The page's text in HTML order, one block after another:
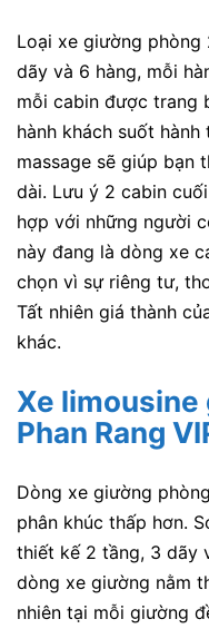
Loại xe giường
dãy và 6 hàng, mỗi
mỗi cabin được trang
hành khách suốt
massage sẽ giúp bạn
dài. Lưu ý 2 cabin
hợp với những người
này đang là dòng xe
chọn vì sự riêng tư,
Tất nhiên giá thành
khác.
Xe
Phan Rang
Dòng xe giường
phân khúc thấp hơn.
thiết kế 2 tầng, 3 dãy
dòng xe giường nằm
nhiên tại mỗi giường